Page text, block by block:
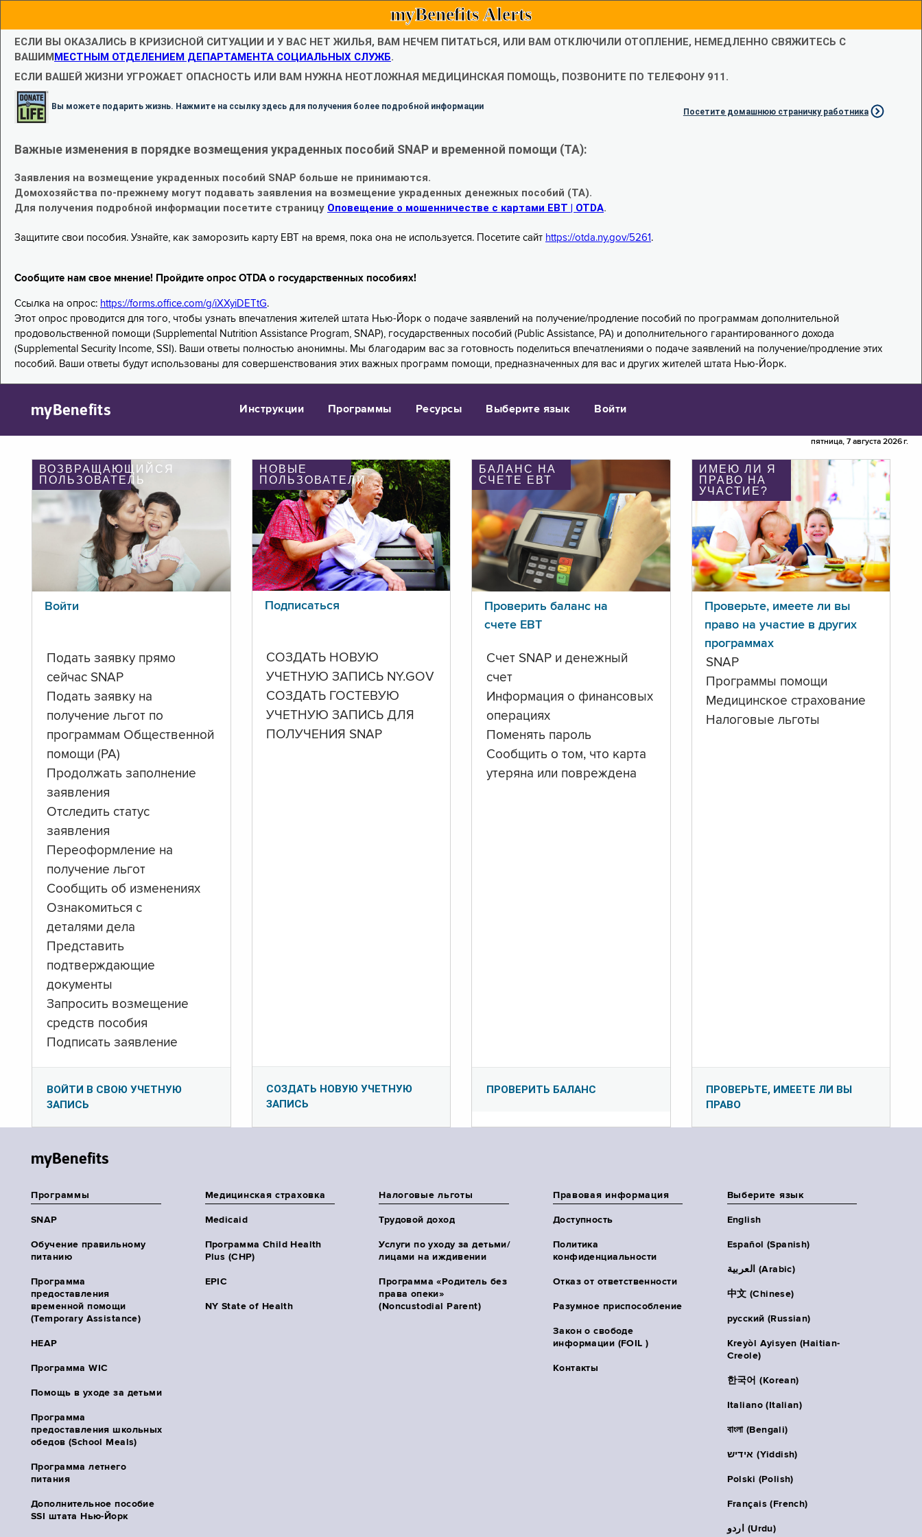
myBenefits Alerts
ЕСЛИ ВЫ ОКАЗАЛИСЬ В КРИЗИСНОЙ СИТУАЦИИ И У ВАС НЕТ ЖИЛЬЯ, ВАМ НЕЧЕМ ПИТАТЬСЯ, ИЛИ ВАМ ОТКЛЮЧИЛИ ОТОПЛЕНИЕ, НЕМЕДЛЕННО СВЯЖИТЕСЬ С
ВАШИММЕСТНЫМ ОТДЕЛЕНИЕМ ДЕПАРТАМЕНТА СОЦИАЛЬНЫХ СЛУЖБ.
ЕСЛИ ВАШЕЙ ЖИЗНИ УГРОЖАЕТ ОПАСНОСТЬ ИЛИ ВАМ НУЖНА НЕОТЛОЖНАЯ МЕДИЦИНСКАЯ ПОМОЩЬ, ПОЗВОНИТЕ ПО ТЕЛЕФОНУ 911.
Вы можете подарить жизнь. Нажмите на ссылку здесь для получения более подробной информации
Посетите домашнюю страничку работника
Важные изменения в порядке возмещения украденных пособий SNAP и временной помощи (TA):
Заявления на возмещение украденных пособий SNAP больше не принимаются.
Домохозяйства по-прежнему могут подавать заявления на возмещение украденных денежных пособий (TA).
Для получения подробной информации посетите страницу Оповещение о мошенничестве с картами EBT | OTDA.
Защитите свои пособия. Узнайте, как заморозить карту EBT на время, пока она не используется. Посетите сайт https://otda.ny.gov/5261 .
Сообщите нам свое мнение! Пройдите опрос OTDA о государственных пособиях!
Ссылка на опрос: https://forms.office.com/g/iXXyiDETtG.
Этот опрос проводится для того, чтобы узнать впечатления жителей штата Нью-Йорк о подаче заявлений на получение/продление пособий по программам дополнительной
продовольственной помощи (Supplemental Nutrition Assistance Program, SNAP), государственных пособий (Public Assistance, PA) и дополнительного гарантированного дохода
(Supplemental Security Income, SSI). Ваши ответы полностью анонимны. Мы благодарим вас за готовность поделиться впечатлениями о подаче заявлений на получение/продление этих
пособий. Ваши ответы будут использованы для совершенствования этих важных программ помощи, предназначенных для вас и других жителей штата Нью-Йорк.
myBenefits Инструкции Программы Ресурсы Выберите язык Войти
пятница, 7 августа 2026 г.
ВОЗВРАЩАЮЩИЙСЯ
ПОЛЬЗОВАТЕЛЬ
Войти
Подать заявку прямо
сейчас SNAP
Подать заявку на
получение льгот по
программам Общественной
помощи (PA)
Продолжать заполнение
заявления
Отследить статус
заявления
Переоформление на
получение льгот
Сообщить об изменениях
Ознакомиться с
деталями дела
Представить
подтверждающие
документы
Запросить возмещение
средств пособия
Подписать заявление
ВОЙТИ В СВОЮ УЧЕТНУЮ
ЗАПИСЬ
НОВЫЕ
ПОЛЬЗОВАТЕЛИ
Подписаться
СОЗДАТЬ НОВУЮ
УЧЕТНУЮ ЗАПИСЬ NY.GOV
СОЗДАТЬ ГОСТЕВУЮ
УЧЕТНУЮ ЗАПИСЬ ДЛЯ
ПОЛУЧЕНИЯ SNAP
СОЗДАТЬ НОВУЮ УЧЕТНУЮ
ЗАПИСЬ
БАЛАНС НА
СЧЕТЕ ЕВТ
Проверить баланс на
счете ЕВТ
Счет SNAP и денежный
счет
Информация о финансовых
операциях
Поменять пароль
Сообщить о том, что карта
утеряна или повреждена
ПРОВЕРИТЬ БАЛАНС
ИМЕЮ ЛИ Я
ПРАВО НА
УЧАСТИЕ?
Проверьте, имеете ли вы
право на участие в других
программах
SNAP
Программы помощи
Медицинское страхование
Налоговые льготы
ПРОВЕРЬТЕ, ИМЕЕТЕ ЛИ ВЫ
ПРАВО
myBenefits
Программы
SNAP
Обучение правильному
питанию
Программа
предоставления
временной помощи
(Temporary Assistance)
HEAP
Программа WIC
Помощь в уходе за детьми
Программа
предоставления школьных
обедов (School Meals)
Программа летнего
питания
Дополнительное пособие
SSI штата Нью-Йорк
Медицинская страховка
Medicaid
Программа Child Health
Plus (CHP)
EPIC
NY State of Health
Налоговые льготы
Трудовой доход
Услуги по уходу за детьми/
лицами на иждивении
Программа «Родитель без
права опеки»
(Noncustodial Parent)
Правовая информация
Доступность
Политика
конфиденциальности
Отказ от ответственности
Разумное приспособление
Закон о свободе
информации (FOIL )
Контакты
Выберите язык
English
Español (Spanish)
العربية (Arabic)
中文 (Chinese)
русский (Russian)
Kreyòl Ayisyen (Haitian-
Creole)
한국어 (Korean)
Italiano (Italian)
বাংলা (Bengali)
אידיש (Yiddish)
Polski (Polish)
Français (French)
اردو (Urdu)